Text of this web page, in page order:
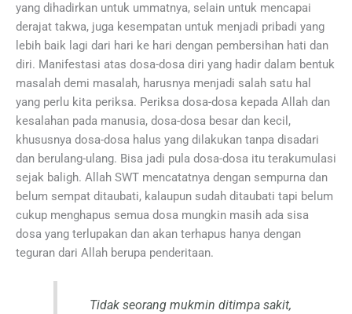
yang dihadirkan untuk ummatnya, selain untuk mencapai
derajat takwa, juga kesempatan untuk menjadi pribadi yang
lebih baik lagi dari hari ke hari dengan pembersihan hati dan
diri. Manifestasi atas dosa-dosa diri yang hadir dalam bentuk
masalah demi masalah, harusnya menjadi salah satu hal
yang perlu kita periksa. Periksa dosa-dosa kepada Allah dan
kesalahan pada manusia, dosa-dosa besar dan kecil,
khususnya dosa-dosa halus yang dilakukan tanpa disadari
dan berulang-ulang. Bisa jadi pula dosa-dosa itu terakumulasi
sejak baligh. Allah SWT mencatatnya dengan sempurna dan
belum sempat ditaubati, kalaupun sudah ditaubati tapi belum
cukup menghapus semua dosa mungkin masih ada sisa
dosa yang terlupakan dan akan terhapus hanya dengan
teguran dari Allah berupa penderitaan.
Tidak seorang mukmin ditimpa sakit,